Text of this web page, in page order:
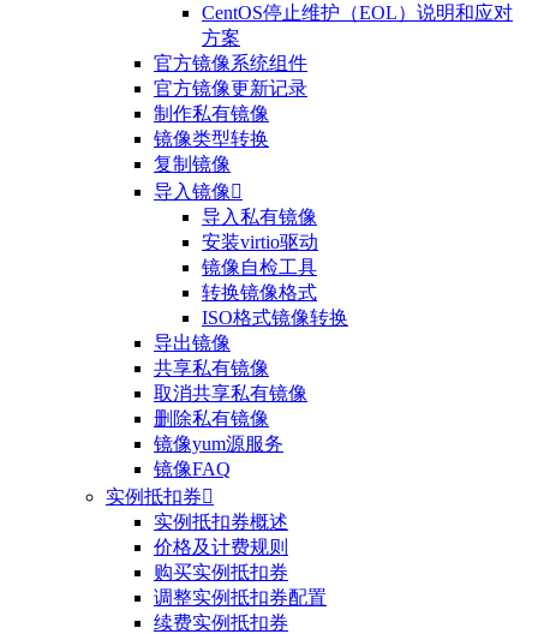
CentOS停止维护（EOL）说明和应对
方案
官方镜像系统组件
官方镜像更新记录
制作私有镜像
镜像类型转换
复制镜像
导入镜像
导入私有镜像
安装virtio驱动
镜像自检工具
转换镜像格式
ISO格式镜像转换
导出镜像
共享私有镜像
取消共享私有镜像
删除私有镜像
镜像yum源服务
镜像FAQ
实例抵扣券
实例抵扣券概述
价格及计费规则
购买实例抵扣券
调整实例抵扣券配置
续费实例抵扣券